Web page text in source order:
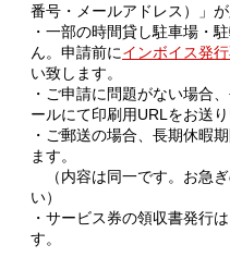
番号・メールアドレス）」が
・一部の時間貸し駐車場・
ん。申請前にインボイス発
い致します。
・ご申請に問題がない場合
ールにて印刷用URLをお送り
・ご郵送の場合、長期休暇
ます。
（内容は同一です。お急
い）
・サービス券の領収書発行
す。